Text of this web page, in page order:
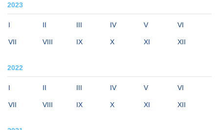
2023
I II III IV V VI
VII VIII IX X XI XII
2022
I II III IV V VI
VII VIII IX X XI XII